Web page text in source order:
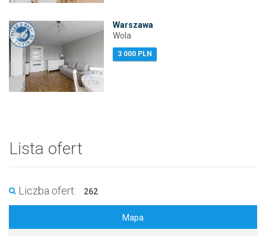
Warszawa
Wola
3 000 PLN
Lista ofert
Liczba ofert: 262
Mapa